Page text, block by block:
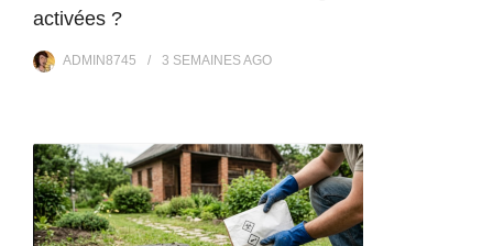
activées ?
ADMIN8745 3 SEMAINESAGO